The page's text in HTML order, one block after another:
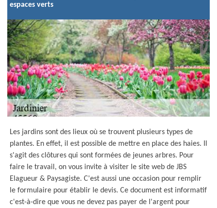
espaces verts
Les jardins sont des lieux où se trouvent plusieurs types de
plantes. En effet, il est possible de mettre en place des haies. Il
s'agit des clôtures qui sont formées de jeunes arbres. Pour
faire le travail, on vous invite à visiter le site web de JBS
Elagueur & Paysagiste. C'est aussi une occasion pour remplir
le formulaire pour établir le devis. Ce document est informatif
c'est-à-dire que vous ne devez pas payer de l'argent pour